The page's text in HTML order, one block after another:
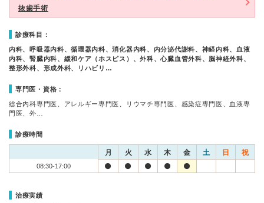
抜歯手術
診療科目：
内科、呼吸器内科、循環器内科、消化器内科、内分泌代謝科、神経内科、血液
内科、腎臓内科、緩和ケア（ホスピス）、外科、心臓血管外科、脳神経外科、
整形外科、形成外科、リハビリ…
専門医・資格：
総合内科専門医、アレルギー専門医、リウマチ専門医、感染症専門医、血液専
門医、外…
診療時間
月 火 水 木 金 土 日 祝
08:30-17:00
治療実績